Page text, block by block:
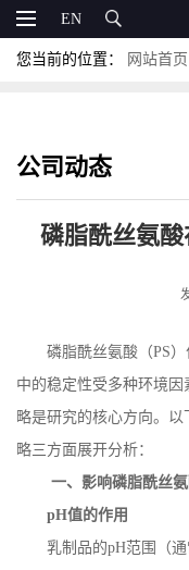
EN
您当前的位置： 网站首页
公司动态
磷脂酰丝氨
磷脂酰丝氨酸（PS
中的稳定性受多种环境
略是研究的核心方向。
略三方面展开分析：
一、影响磷脂酰丝
pH值的作用
乳制品的pH范围（通